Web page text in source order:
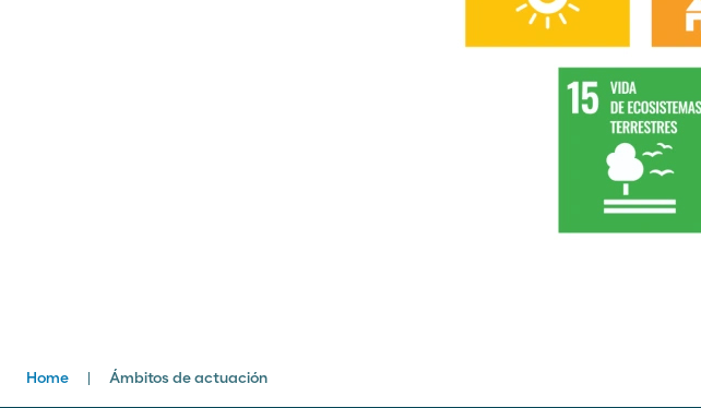
Home Ámbitos de actuación